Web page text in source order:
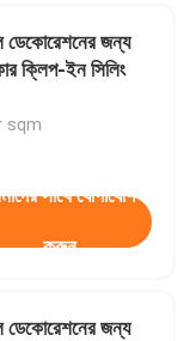
ডেকোরেশনের জন্য
ক্লিপ-ইন সিলিং
sqm
সাথে যোগাযোগ
করুন
ডেকোরেশনের জন্য